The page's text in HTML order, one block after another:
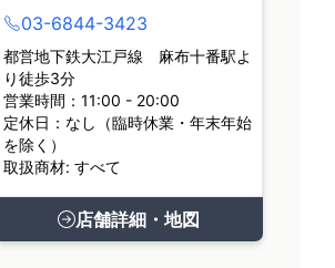
03-6844-3423
都営地下鉄大江戸線 麻布十番駅よ
り徒歩3分
営業時間：11:00 - 20:00
定休日：なし（臨時休業・年末年始
を除く）
取扱商材: すべて
店舗詳細・地図